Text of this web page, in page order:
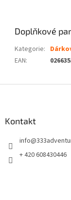
Doplňkové
Kategorie:
EAN:
Kontakt
info@
+ 420 608430446